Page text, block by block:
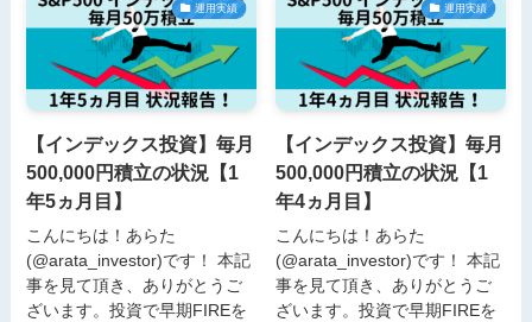
運用実績
【インデックス投資】毎月
500,000円積立の状況【1
年5ヵ月目】
こんにちは！あらた
(@arata_investor)です！ 本記
事を見て頂き、ありがとうご
ざいます。投資で早期FIREを
運用実績
【インデックス投資】毎月
500,000円積立の状況【1
年4ヵ月目】
こんにちは！あらた
(@arata_investor)です！ 本記
事を見て頂き、ありがとうご
ざいます。投資で早期FIREを